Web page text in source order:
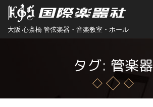
大阪 心斎橋 管弦楽器・音楽教室・ホール
タグ: 管楽器